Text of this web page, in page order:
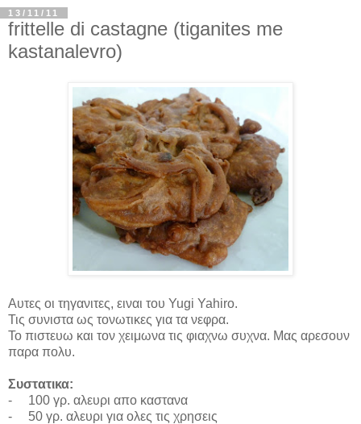
13/11/11
frittelle di castagne (tiganites me
kastanalevro)
Αυτες οι τηγανιτες, ειναι του Yugi Yahiro.
Τις συνιστα ως τονωτικες για τα νεφρα.
Το πιστευω και τον χειμωνα τις φιαχνω συχνα. Μας αρεσουν
παρα πολυ.
Συστατικα:
-
100 γρ. αλευρι απο καστανα
-
50 γρ. αλευρι για ολες τις χρησεις